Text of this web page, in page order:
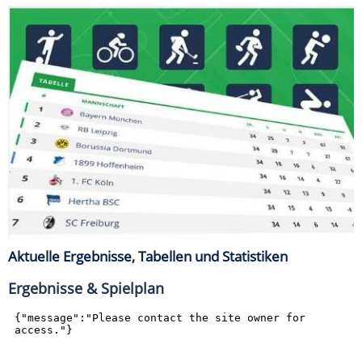
Aktuelle Ergebnisse, Tabellen und Statistiken
Ergebnisse & Spielplan